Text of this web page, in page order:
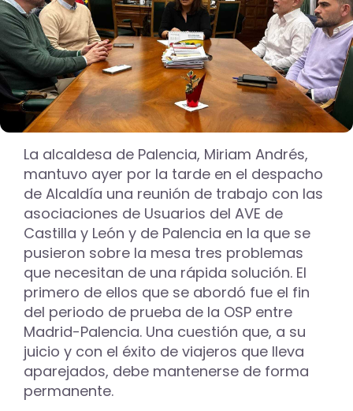
La alcaldesa de Palencia, Miriam Andrés,
mantuvo ayer por la tarde en el despacho
de Alcaldía una reunión de trabajo con las
asociaciones de Usuarios del AVE de
Castilla y León y de Palencia en la que se
pusieron sobre la mesa tres problemas
que necesitan de una rápida solución. El
primero de ellos que se abordó fue el fin
del periodo de prueba de la OSP entre
Madrid-Palencia. Una cuestión que, a su
juicio y con el éxito de viajeros que lleva
aparejados, debe mantenerse de forma
permanente.